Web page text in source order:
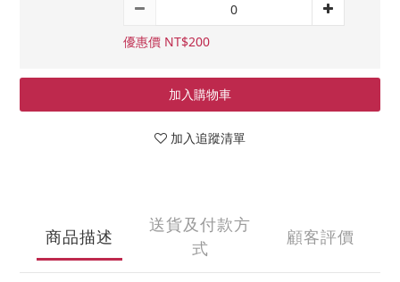
優惠價 NT$200
加入購物車
加入追蹤清單
商品描述
送貨及付款方
式
顧客評價